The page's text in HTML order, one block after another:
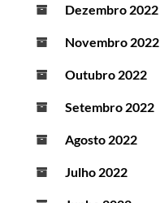
Dezembro 2022
Novembro 2022
Outubro 2022
Setembro 2022
Agosto 2022
Julho 2022